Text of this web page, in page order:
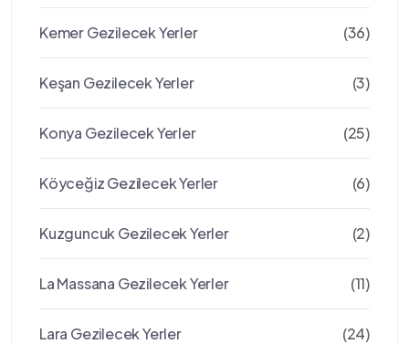
Kemer Gezilecek Yerler (36)
Keşan Gezilecek Yerler (3)
Konya Gezilecek Yerler (25)
Köyceğiz Gezilecek Yerler (6)
Kuzguncuk Gezilecek Yerler (2)
La Massana Gezilecek Yerler (11)
Lara Gezilecek Yerler (24)